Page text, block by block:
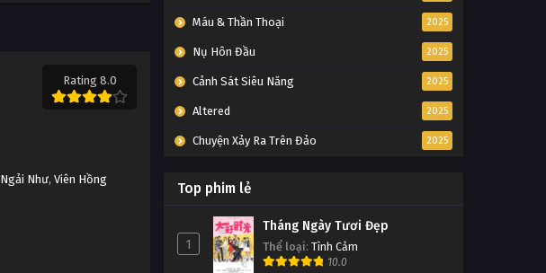
Rating 8.0
Ngải Như, Viên Hồng
Ngọc Cơ Thư Tập 5
Ngọc Cơ Thư Tập 2
Tập 2
Máu & Thần Thoại 2025
Nụ Hôn Đầu 2025
Cảnh Sát Siêu Năng 2025
Altered 2025
Chuyện Xảy Ra Trên Đảo 2025
Top phim lẻ
1
Tháng Ngày Tươi Đẹp
Thể loại: Tình Cảm
10.0